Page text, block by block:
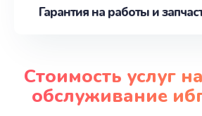
Гарантия на работы и
Стоимость услуг
обслуживание